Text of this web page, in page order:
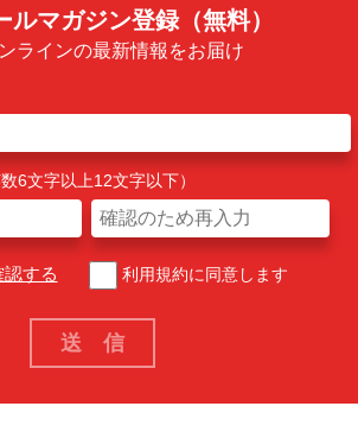
ルマガジン登録（無料）
ラインの最新情報をお届け
6文字以上12文字以下）
する 利用規約に同意します